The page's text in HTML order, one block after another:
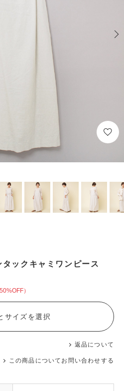
ックキャミワンピース
50%OFF）
返品について
この商品についてお問い合わせする
サイズを選択